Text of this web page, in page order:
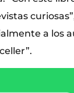
a los